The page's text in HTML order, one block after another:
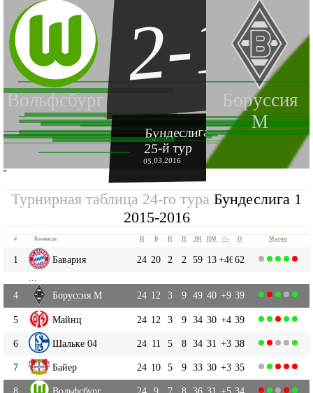
Вольфсбург
Боруссия
М
2-1
Бундеслига 1 2015-2016
25-й тур
05.03.2016
''
Турнирная таблица 24-го тура Бундеслига 1
2015-2016
# Команда И В Н П ЗМ ПМ +|- О Матчи
1 Бавария 24 20 2 2 59 13+4662
4
Боруссия М 24 12 3 9 49 40 +9 39
5 Майнц 24 12 3 9 34 30 +4 39
6 Шальке 04 24 11 5 8 34 31 +3 38
7 Байер 24 10 5 9 33 30 +3 35
8 Вольфсбург 24 9 7 8 36 31 +5 34